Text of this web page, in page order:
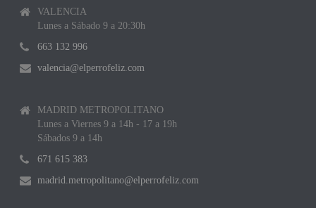
VALENCIA
Lunes a Sábado 9 a 20:30h
663 132 996
valencia@elperrofeliz.com
MADRID METROPOLITANO
Lunes a Viernes 9 a 14h - 17 a 19h
Sábados 9 a 14h
671 615 383
madrid.metropolitano@elperrofeliz.com